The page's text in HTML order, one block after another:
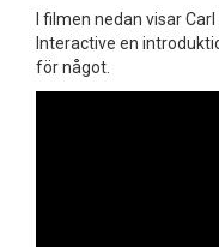
I filmen nedan visar
Interactive en
för något.